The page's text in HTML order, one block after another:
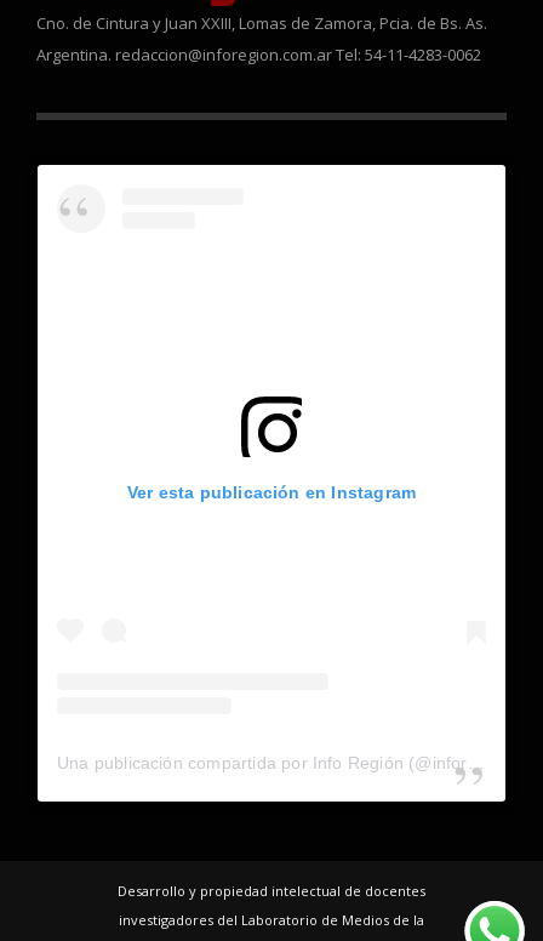
Cno. de Cintura y Juan XXIII, Lomas de Zamora, Pcia. de Bs. As.
Argentina. redaccion@inforegion.com.ar Tel: 54-11-4283-0062
Ver esta publicación en Instagram
Desarrollo y propiedad intelectual de docentes
investigadores del Laboratorio de Medios de la